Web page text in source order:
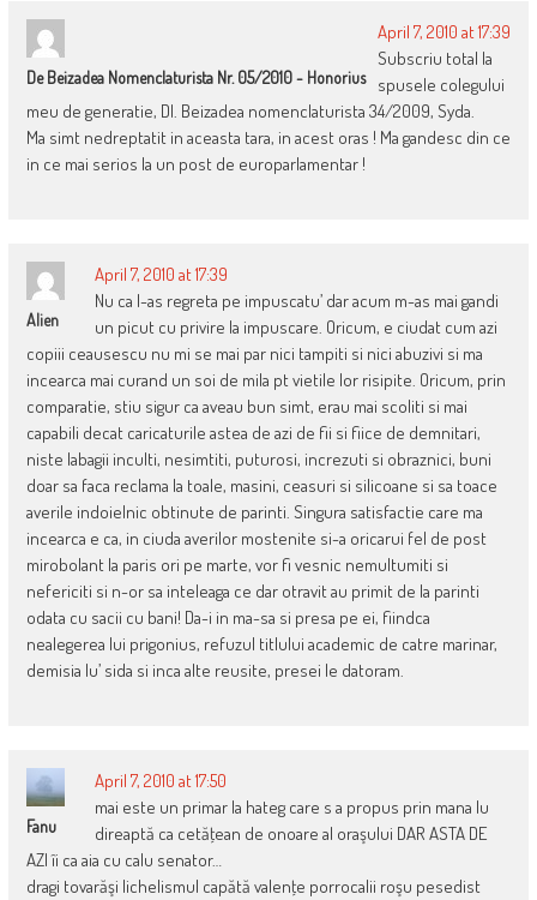
De Beizadea Nomenclaturista Nr. 05/2010 - Honorius
April 7, 2010 at 17:39
Subscriu total la
spusele colegului
meu de generatie, Dl. Beizadea nomenclaturista 34/2009, Syda.
Ma simt nedreptatit in aceasta tara, in acest oras ! Ma gandesc din ce
in ce mai serios la un post de europarlamentar !
Alien
April 7, 2010 at 17:39
Nu ca l-as regreta pe impuscatu’ dar acum m-as mai gandi
un picut cu privire la impuscare. Oricum, e ciudat cum azi
copiii ceausescu nu mi se mai par nici tampiti si nici abuzivi si ma
incearca mai curand un soi de mila pt vietile lor risipite. Oricum, prin
comparatie, stiu sigur ca aveau bun simt, erau mai scoliti si mai
capabili decat caricaturile astea de azi de fii si fiice de demnitari,
niste labagii inculti, nesimtiti, puturosi, increzuti si obraznici, buni
doar sa faca reclama la toale, masini, ceasuri si silicoane si sa toace
averile indoielnic obtinute de parinti. Singura satisfactie care ma
incearca e ca, in ciuda averilor mostenite si-a oricarui fel de post
mirobolant la paris ori pe marte, vor fi vesnic nemultumiti si
nefericiti si n-or sa inteleaga ce dar otravit au primit de la parinti
odata cu sacii cu bani! Da-i in ma-sa si presa pe ei, fiindca
nealegerea lui prigonius, refuzul titlului academic de catre marinar,
demisia lu’ sida si inca alte reusite, presei le datoram.
Fanu
April 7, 2010 at 17:50
mai este un primar la hateg care s a propus prin mana lu
direaptă ca cetăţean de onoare al oraşului DAR ASTA DE
AZI îi ca aia cu calu senator…
dragi tovarăşi lichelismul capătă valenţe porrocalii roşu pesedist